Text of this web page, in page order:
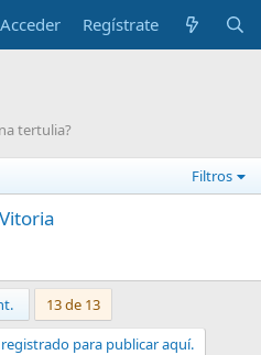
Acceder Regístrate
tertulia?
Filtros
13 de 13
para publicar aquí.